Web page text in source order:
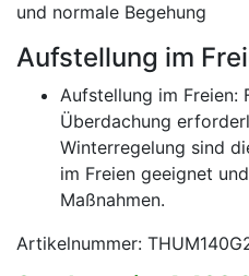
und normale Begehung
Aufstellung im
Aufstellung im Freien:
Überdachung
Winterregelung sind
im Freien geeignet
Maßnahmen.
Artikelnummer: